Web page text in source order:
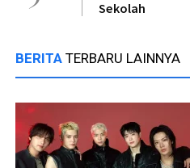
Sekolah
BERITA TERBARU LAINNYA